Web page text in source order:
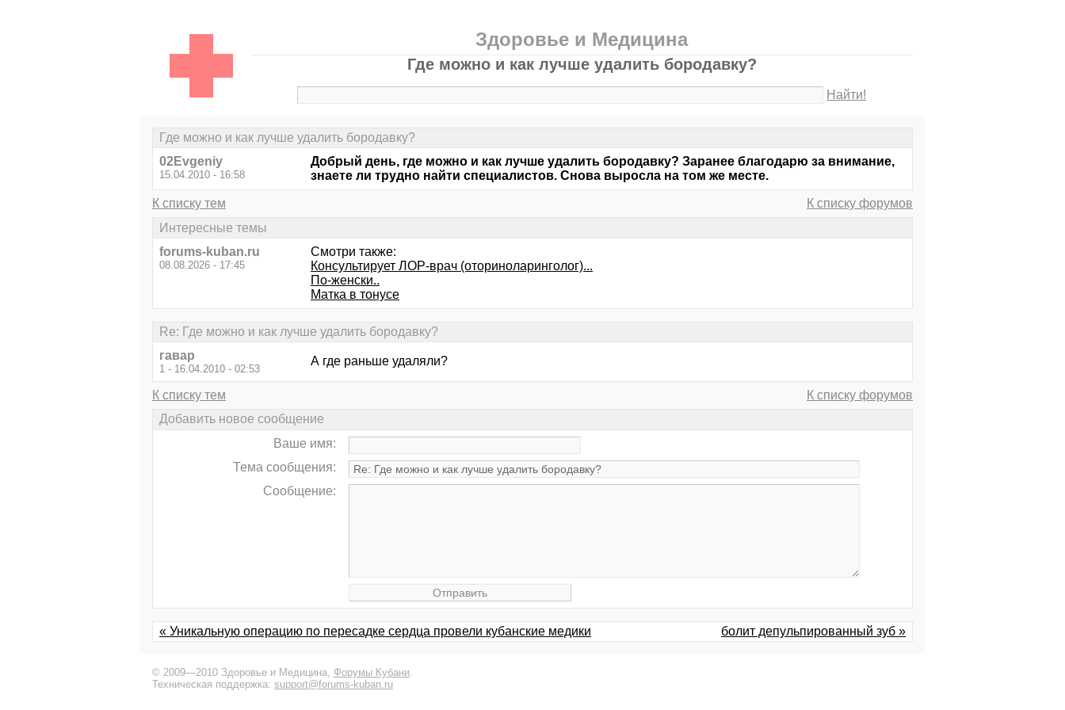
Здоровье и Медицина
Где можно и как лучше удалить бородавку?
Найти!
Где можно и как лучше удалить бородавку?
02Evgeniy
15.04.2010 - 16:58
Добрый день, где можно и как лучше удалить бородавку? Заранее благодарю за внимание,
знаете ли трудно найти специалистов. Снова выросла на том же месте.
К списку тем
К списку форумов
Интересные темы
forums-kuban.ru
08.08.2026 - 17:45
Смотри также:
Консультирует ЛОР-врач (оториноларинголог)...
По-женски..
Матка в тонусе
Re: Где можно и как лучше удалить бородавку?
гавар
1 - 16.04.2010 - 02:53
А где раньше удаляли?
К списку тем
К списку форумов
Добавить новое сообщение
Ваше имя:
Тема сообщения:
Сообщение:
« Уникальную операцию по пересадке сердца провели кубанские медики болит депульпированный зуб »
© 2009—2010 Здоровье и Медицина, Форумы Кубани
Техническая поддержка: support@forums-kuban.ru